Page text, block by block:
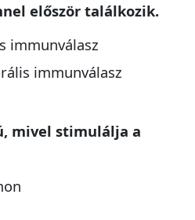
először találkozik.
immunválasz
immunválasz
mivel stimulálja a